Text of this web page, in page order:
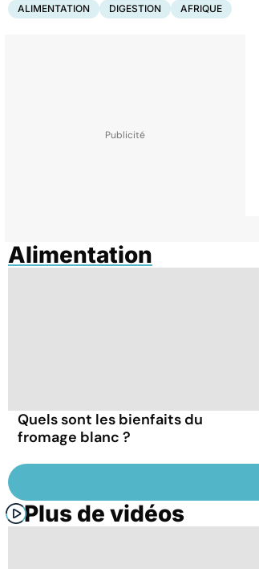
ALIMENTATION DIGESTION AFRIQUE
Alimentation
Quels sont les bienfaits du
fromage blanc ?
Plus de vidéos